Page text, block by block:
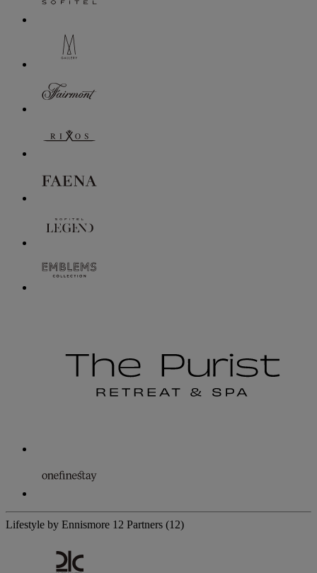
Lifestyle by Ennismore 12 Partners (12)